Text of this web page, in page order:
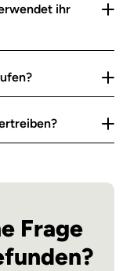
ihr
Frage